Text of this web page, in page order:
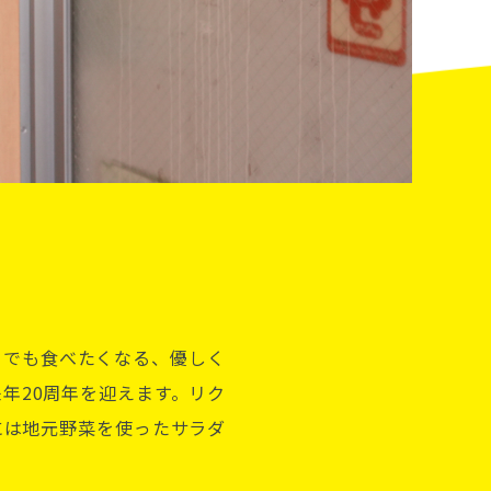
も食べたくなる、優しく
20周年を迎えます。リク
地元野菜を使ったサラダ